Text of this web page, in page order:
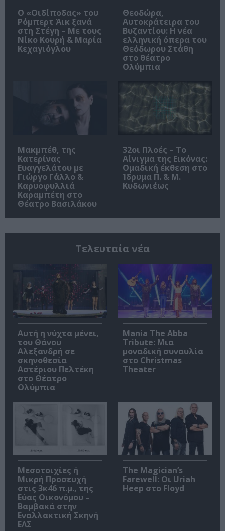
O «Οιδίποδας» του
Ρόμπερτ Άικ ξανά
στη Στέγη – Με τους
Νίκο Κουρή & Μαρία
Κεχαγιόγλου
Θεοδώρα,
Αυτοκράτειρα του
Βυζαντίου: Η νέα
ελληνική όπερα του
Θεόδωρου Στάθη
στο θέατρο
Ολύμπια
Μακμπέθ, της
Κατερίνας
Ευαγγελάτου με
Γιώργο Γάλλο &
Καρυοφυλλιά
Καραμπέτη στο
Θέατρο Βασιλάκου
32οι Πλοές – Το
Αίνιγμα της Εικόνας:
Ομαδική έκθεση στο
Ίδρυμα Π. & Μ.
Κυδωνιέως
Τελευταία νέα
Αυτή η νύχτα μένει,
του Θάνου
Αλεξανδρή σε
σκηνοθεσία
Αστέριου Πελτέκη
στο Θέατρο
Ολύμπια
Mania The Abba
Tribute: Μια
μοναδική συναυλία
στο Christmas
Theater
Μεσοτοιχίες ή
Μικρή Προσευχή
στις 3κ46 π.μ., της
Εύας Οικονόμου –
Βαμβακά στην
Εναλλακτική Σκηνή
ΕΛΣ
The Magician’s
Farewell: Οι Uriah
Heep στο Floyd